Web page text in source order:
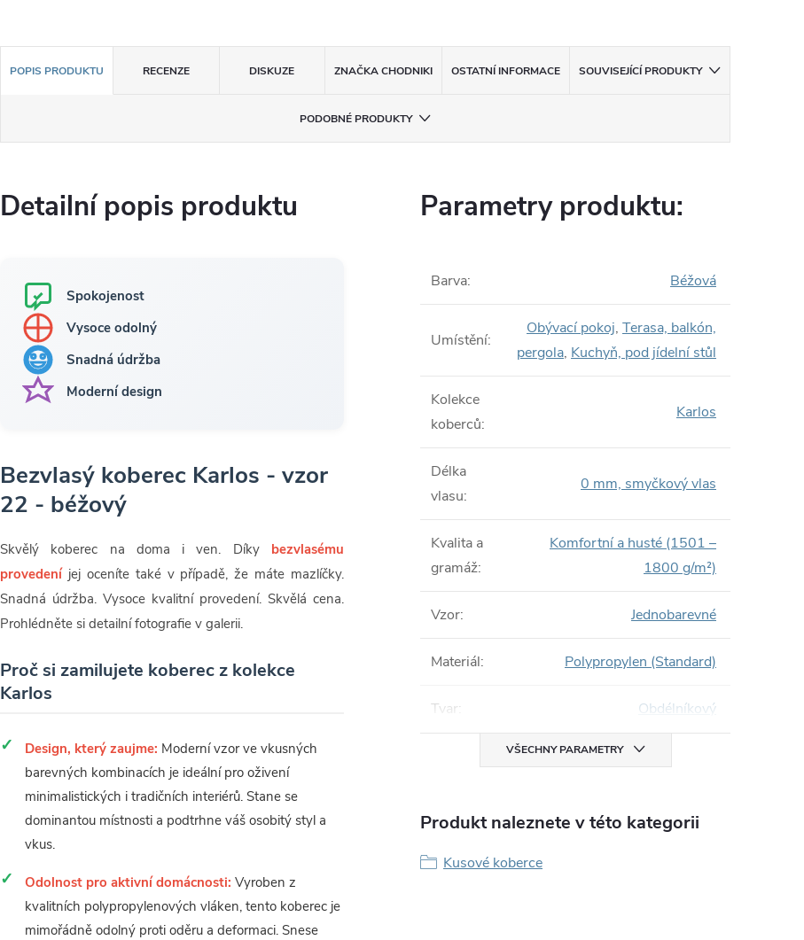
POPIS PRODUKTU RECENZE DISKUZE ZNAČKACHODNIKI OSTATNÍ INFORMACE SOUVISEJÍCÍ PRODUKTY
PODOBNÉ PRODUKTY
Detailní popis produktu
Spokojenost
Vysoce odolný
Snadná údržba
Moderní design
Bezvlasý koberec Karlos - vzor
22 - béžový
Skvělý koberec na doma i ven. Díky bezvlasému
provedení jej oceníte také v případě, že máte mazlíčky.
Snadná údržba. Vysoce kvalitní provedení. Skvělá cena.
Prohlédněte si detailní fotografie v galerii.
Proč si zamilujete koberec z kolekce
Karlos
Design, který zaujme: Moderní vzor ve vkusných
barevných kombinacích je ideální pro oživení
minimalistických i tradičních interiérů. Stane se
dominantou místnosti a podtrhne váš osobitý styl a
vkus.
Odolnost pro aktivní domácnosti: Vyroben z
kvalitních polypropylenových vláken, tento koberec je
mimořádně odolný proti oděru a deformaci. Snese
Parametry produktu:
Barva: Béžová
Umístění:
Obývací pokoj, Terasa, balkón,
pergola, Kuchyň, pod jídelní stůl
Kolekce
koberců:
Karlos
Délka
vlasu:
0 mm, smyčkový vlas
Kvalita a
gramáž:
Komfortní a husté (1501 –
1800 g/m²)
Vzor: Jednobarevné
Materiál: Polypropylen (Standard)
Tvar: Obdélníkový
VŠECHNY PARAMETRY
Produkt naleznete v této kategorii
Kusové koberce